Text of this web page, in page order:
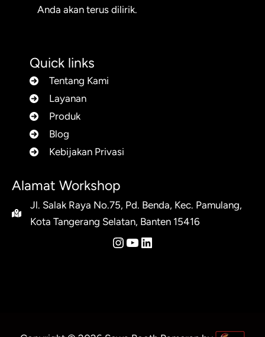
Anda akan terus dilirik.
Quick links
Tentang Kami
Layanan
Produk
Blog
Kebijakan Privasi
Alamat Workshop
Jl. Salak Raya No.75, Pd. Benda, Kec. Pamulang,
Kota Tangerang Selatan, Banten 15416
Instagram
YouTube
LinkedIn